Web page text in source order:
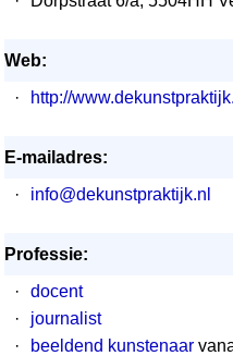
Web:
·
http://
E-mailadres:
·
info@dekunstpraktijk.nl
Professie:
·
docent
·
journalist
·
beeldend kunstenaar